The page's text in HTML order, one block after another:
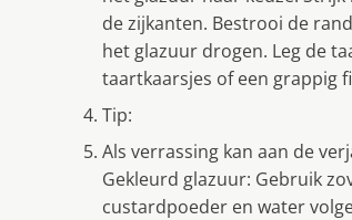
de zijkanten. Bestrooi de
het glazuur drogen. Leg de
taartkaarsjes of een grappig
Tip:
Als verrassing kan aan de
Gekleurd glazuur: Gebruik
custardpoeder en water